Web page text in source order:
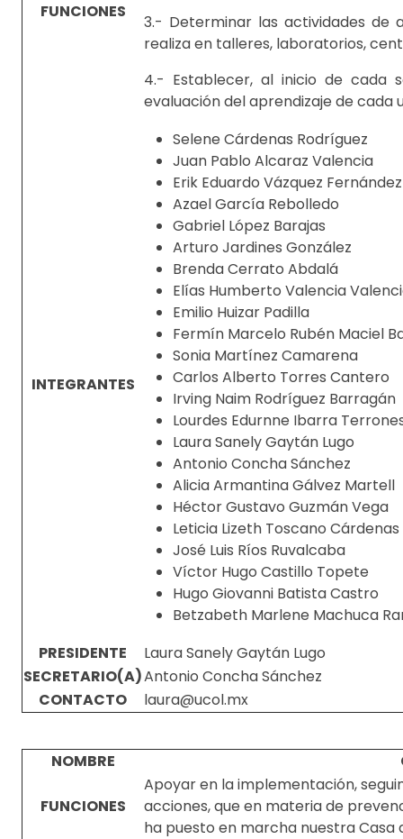
FUNCIONES
3.- Determinar las actividades de
realiza en talleres, laboratorios,
4.- Establecer, al inicio de cada
evaluación del aprendizaje de cada
INTEGRANTES
Selene Cárdenas Rodríguez
Juan Pablo Alcaraz Valencia
Erik Eduardo Vázquez Fernández
Azael García Rebolledo
Gabriel López Barajas
Arturo Jardines González
Brenda Cerrato Abdalá
Elías Humberto Valencia
Emilio Huizar Padilla
Fermín Marcelo Rubén Maciel
Sonia Martínez Camarena
Carlos Alberto Torres Cantero
Irving Naim Rodríguez Barragán
Lourdes Edurnne Ibarra
Laura Sanely Gaytán Lugo
Antonio Concha Sánchez
Alicia Armantina Gálvez Martell
Héctor Gustavo Guzmán Vega
Leticia Lizeth Toscano Cárdenas
José Luis Ríos Ruvalcaba
Víctor Hugo Castillo Topete
Hugo Giovanni Batista Castro
Betzabeth Marlene Machuca
PRESIDENTE
Laura Sanely Gaytán Lugo
SECRETARIO(A)Antonio Concha Sánchez
CONTACTO
laura@ucol.mx
NOMBRE
FUNCIONES
Apoyar en la implementación,
acciones, que en materia de
ha puesto en marcha nuestra Casa